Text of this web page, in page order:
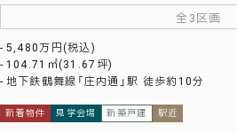
全3区画
5,480万円(税込)
104.71㎡(31.67坪)
地下鉄鶴舞線「庄内通」駅 徒歩約10分
新着物件 見学会場 新築戸建 駅近